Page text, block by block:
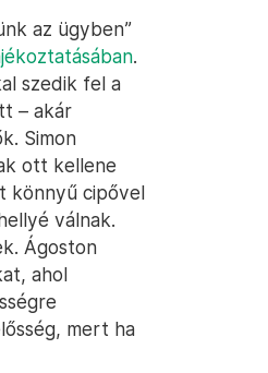
az ügyben”
.
szedik fel a
– akár
Simon
ott kellene
könnyű cipővel
válnak.
Ágoston
ahol
mert ha